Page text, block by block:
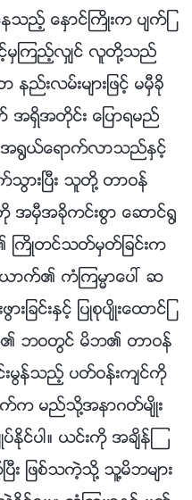
ည့္ ေႏွာင္ႀကိဳးက ပ်က္ျ
င့္မွၾကည့္လွ်င္ လူတို႔သည္
ည္းလမ္းမ်ားျဖင့္ မမွီခို
အရွိအတိုင္း ေျပာရမည္
႐ြယ္ေရာက္လာသည္ႏွင့္
ြားၿပီး သူတို႔ တာဝန္
အခိုကင္းစြာ ေဆာင္႐ြ
ႀကိဳတင္သတ္မွတ္ျခင္းက
က္၏ ကံၾကမၼာေပၚ ဆ
းျခင္းႏွင့္ ျပဳစုပ်ိဳးေထာင္ျ
ဘဝတြင္ မိဘ၏ တာဝန္
င္းမြန္သည့္ ပတ္ဝန္းက်င္ကို
က္က မည္သို႔အနာဂတ္မ်ိဳး
ပါ။ ယင္းကို အခ်ိန္ၾ
ျဖစ္သကဲ့သို႔ သူ႔မိဘမ်ား